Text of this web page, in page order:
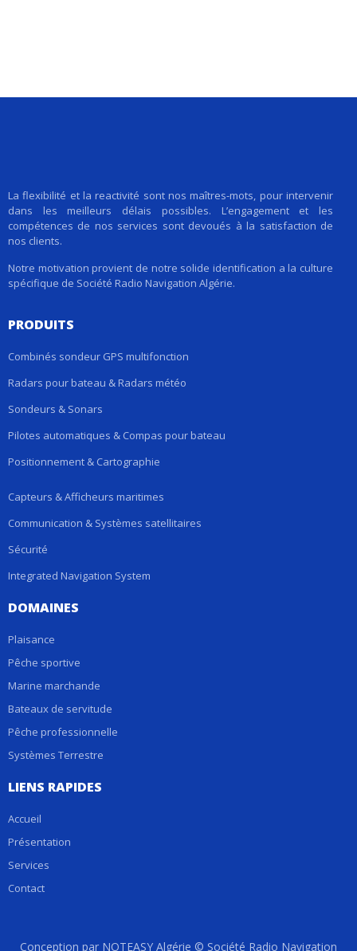
La flexibilité et la reactivité sont nos maîtres-mots, pour intervenir
dans les meilleurs délais possibles. L’engagement et les
compétences de nos services sont devoués à la satisfaction de
nos clients.
Notre motivation provient de notre solide identification a la culture
spécifique de Société Radio Navigation Algérie.
PRODUITS
Combinés sondeur GPS multifonction
Radars pour bateau & Radars météo
Sondeurs & Sonars
Pilotes automatiques & Compas pour bateau
Positionnement & Cartographie
Capteurs & Afficheurs maritimes
Communication & Systèmes satellitaires
Sécurité
Integrated Navigation System
DOMAINES
Plaisance
Pêche sportive
Marine marchande
Bateaux de servitude
Pêche professionnelle
Systèmes Terrestre
LIENS RAPIDES
Accueil
Présentation
Services
Contact
Conception par NOTEASY Algérie © Société Radio Navigation